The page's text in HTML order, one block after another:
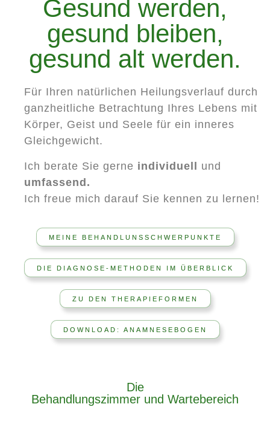
Gesund werden,
gesund bleiben,
gesund alt werden.
Für Ihren natürlichen Heilungsverlauf durch
ganzheitliche Betrachtung Ihres Lebens mit
Körper, Geist und Seele für ein inneres
Gleichgewicht.
Ich berate Sie gerne individuell und
umfassend.
Ich freue mich darauf Sie kennen zu lernen!
MEINE BEHANDLUNSSCHWERPUNKTE
DIE DIAGNOSE-METHODEN IM ÜBERBLICK
ZU DEN THERAPIEFORMEN
DOWNLOAD: ANAMNESEBOGEN
Die
Behandlungszimmer und Wartebereich